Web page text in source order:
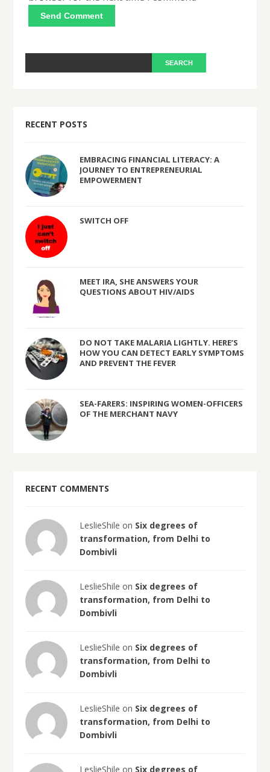
RECENT POSTS
EMBRACING FINANCIAL LITERACY: A
JOURNEY TO ENTREPRENEURIAL
EMPOWERMENT
SWITCH OFF
MEET IRA, SHE ANSWERS YOUR
QUESTIONS ABOUT HIV/AIDS
DO NOT TAKE MALARIA LIGHTLY. HERE’S
HOW YOU CAN DETECT EARLY SYMPTOMS
AND PREVENT THE FEVER
SEA-FARERS: INSPIRING WOMEN-OFFICERS
OF THE MERCHANT NAVY
RECENT COMMENTS
LeslieShile on Six degrees of
transformation, from Delhi to
Dombivli
LeslieShile on Six degrees of
transformation, from Delhi to
Dombivli
LeslieShile on Six degrees of
transformation, from Delhi to
Dombivli
LeslieShile on Six degrees of
transformation, from Delhi to
Dombivli
LeslieShile on Six degrees of